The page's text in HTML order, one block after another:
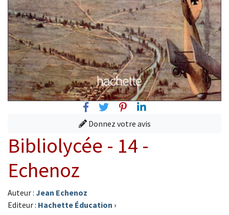
FacebookTwitterPinterest
Linkedin
Donnez votre avis
Bibliolycée - 14 -
Echenoz
Auteur : Jean Echenoz
Editeur : Hachette Éducation ›